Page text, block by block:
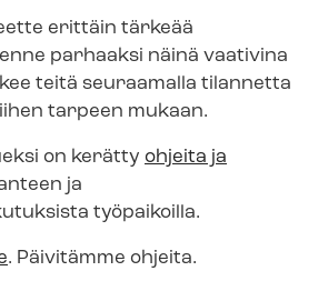
erittäin tärkeää
parhaaksi näinä vaativina
teitä seuraamalla tilannetta
tarpeen mukaan.
on kerätty ohjeita ja
ja
työpaikoilla.
. Päivitämme ohjeita.